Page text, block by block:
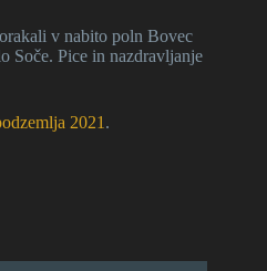
v nabito poln Bovec
Soče. Pice in nazdravljanje
2021 .